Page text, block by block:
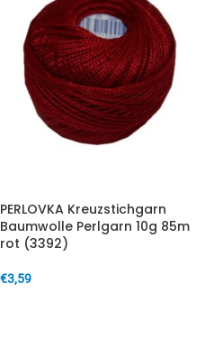
PERLOVKA Kreuzstichgarn
Baumwolle Perlgarn 10g 85m
rot (3392)
€3,59